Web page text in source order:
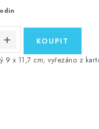
9 x 11,7 cm; vyřezáno z